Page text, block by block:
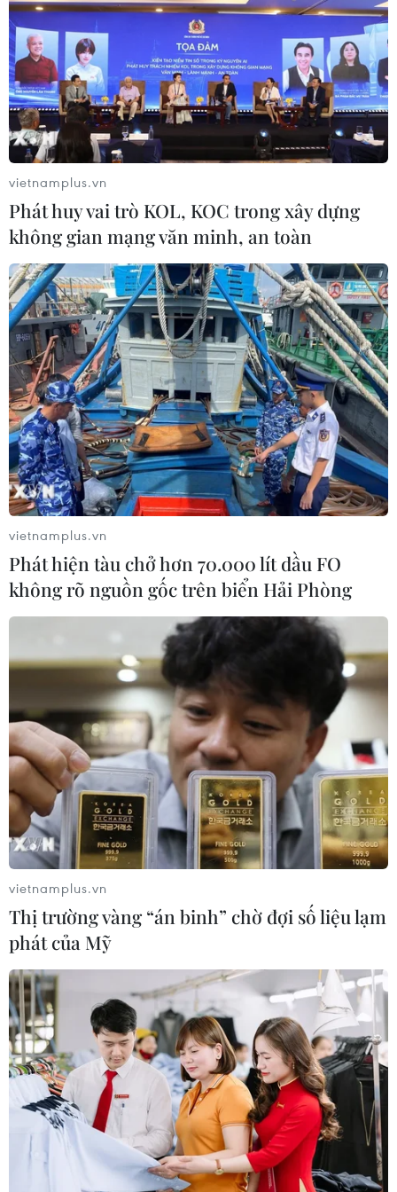
Cuba đón 1 triệu lượt du khách trong hai
tháng đầu năm 2019
04/03/2019 05:58
Bộ trưởng Bộ Du lịch Cuba Manuel Marrero Cruz cho
biết trong hai tháng đầu năm nay, đảo quốc Caribe này
đã đón vị khách quốc tế thứ 1 triệu, sớm hơn 5 ngày so
với cùng kỳ năm trước.
Cuba hướng tới mục tiêu đón 5 triệu lượt
khách nước ngoài trong 2019
05/05/2019 11:07
Du lịch là một trong những nguồn thu ngoại tệ chính của
Cuba, đóng góp hơn 3 tỷ USD cho ngân sách quốc gia
hồi năm 2018, tăng hơn 17% so với cùng kỳ năm trước
đó.
Nhiều hãng tàu biển Mỹ buộc phải hủy
tour tới Cuba
vietnamplus.vn
Phát huy vai trò KOL, KOC trong xây dựng
không gian mạng văn minh, an toàn
vietnamplus.vn
Phát hiện tàu chở hơn 70.000 lít dầu FO
không rõ nguồn gốc trên biển Hải Phòng
vietnamplus.vn
Thị trường vàng “án binh” chờ đợi số liệu lạm
phát của Mỹ